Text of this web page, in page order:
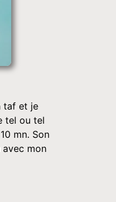
taf et je
tel ou tel
mn. Son
avec mon